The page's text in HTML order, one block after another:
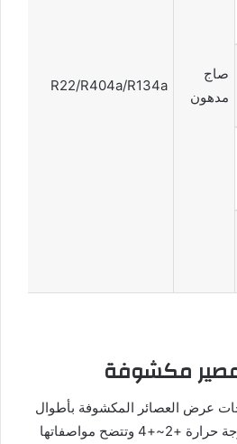
صاج
مدهون
R22/R404a/R134a
عرض العصائر المكشوفة بأطوال
1.2 إلى 3 متر، وتعمل بدرجة حرارة +2~+4 وتتضح مواصفاتها